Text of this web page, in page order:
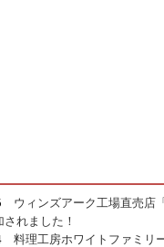
ウィンズアーク工場直売店
れました！
料理工房ホワイトファミリ